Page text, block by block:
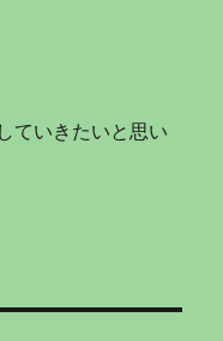
ていきたいと思い